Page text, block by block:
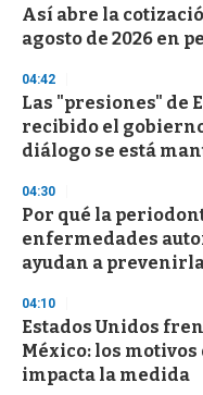
s
o
f
3
s
c
o
d
s
Así abre la
agosto de 2026 en
04:42
Las "presiones" de
recibido el
diálogo se está
04:30
Por qué la
enfermedades
ayudan a
04:10
Estados Unidos
México: los
impacta la medida